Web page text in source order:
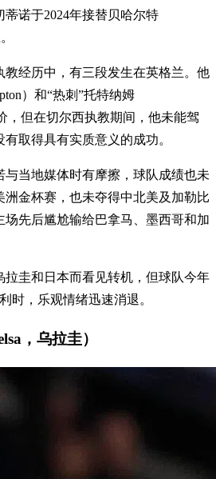
诺于2024年接替贝哈尔特
教经历中，有三段发生在英格兰。他
）和“热刺”托特纳姆
，但在切尔西执教期间，他未能驾
取得具有实质意义的成功。
当地媒体时有摩擦，球队成绩也未
金杯赛，也未夺得中北美及加勒比
场先后尴尬输给巴拿马、墨西哥和加
拉圭和日本而看见转机，但球队今年
时，乐观情绪迅速消退。
，乌拉圭）